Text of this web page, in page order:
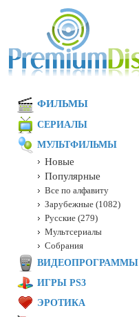
ФИЛЬМЫ
СЕРИАЛЫ
МУЛЬТФИЛЬМЫ
Новые
Популярные
Все по алфавиту
Зарубежные (1082)
Русские (279)
Мультсериалы
Собрания
ВИДЕОПРОГРАММЫ
ИГРЫ PS3
ЭРОТИКА